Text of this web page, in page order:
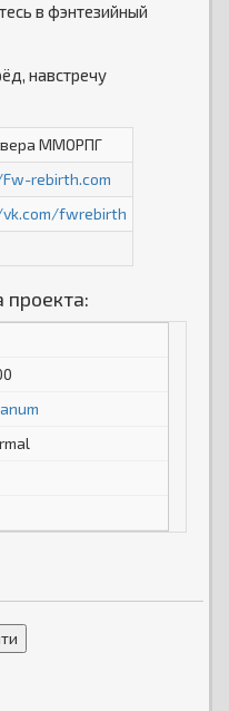
в фэнтезийный
навстречу
ММОРПГ
rebirth.com
fwrebirth